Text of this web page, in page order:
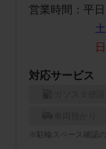
営業時間： 平日
土
日
対応サービス
※ スペース確認